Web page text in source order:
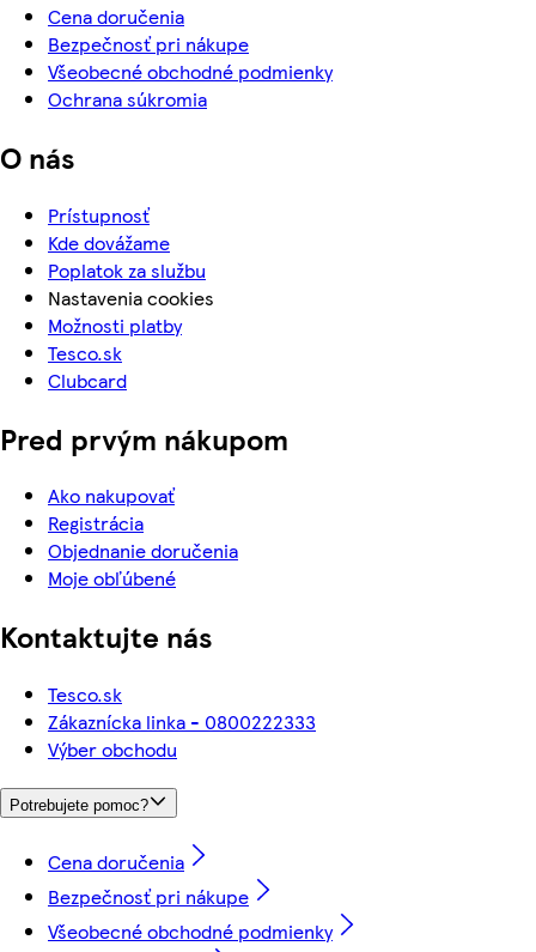
Cena doručenia
Bezpečnosť pri nákupe
Všeobecné obchodné podmienky
Ochrana súkromia
O nás
Prístupnosť
Kde dovážame
Poplatok za službu
Nastavenia cookies
Možnosti platby
Tesco.sk
Clubcard
Pred prvým nákupom
Ako nakupovať
Registrácia
Objednanie doručenia
Moje obľúbené
Kontaktujte nás
Tesco.sk
Zákaznícka linka - 0800222333
Výber obchodu
Potrebujete pomoc?
Cena doručenia
Bezpečnosť pri nákupe
Všeobecné obchodné podmienky